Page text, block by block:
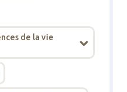
de la vie